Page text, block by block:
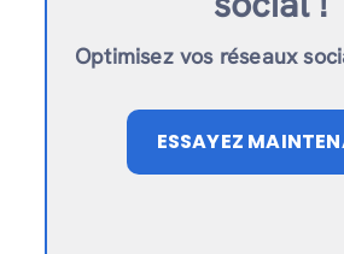
Optimisez vos réseaux
ESSAYEZ